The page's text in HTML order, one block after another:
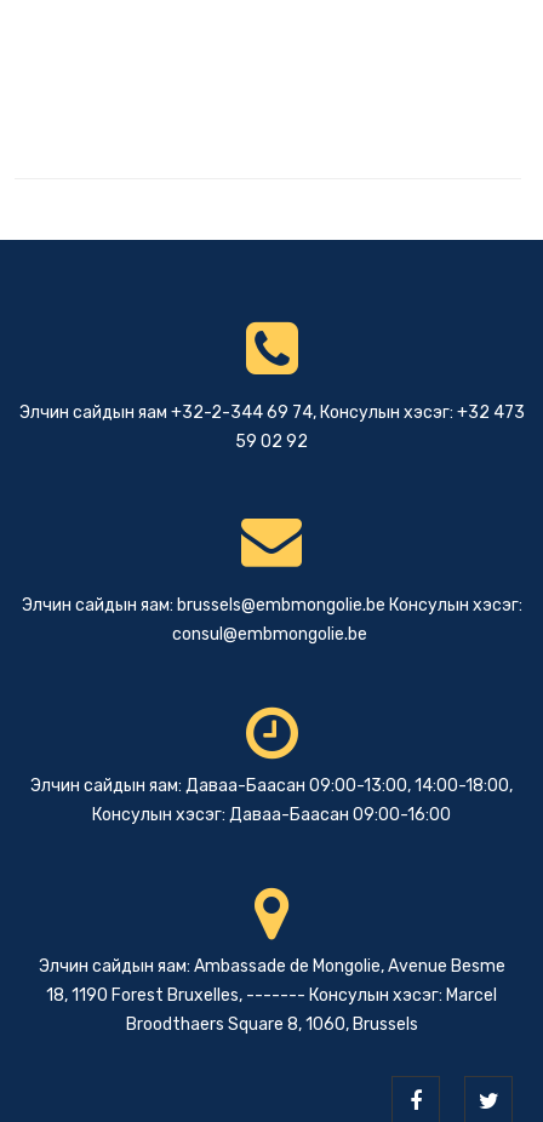
Элчин сайдын яам +32-2-344 69 74, Консулын хэсэг: +32 473
59 02 92
Элчин сайдын яам: brussels@embmongolie.be Консулын хэсэг:
consul@embmongolie.be
Элчин сайдын яам: Даваа-Баасан 09:00-13:00, 14:00-18:00,
Консулын хэсэг: Даваа-Баасан 09:00-16:00
Элчин сайдын яам: Ambassade de Mongolie, Avenue Besme
18, 1190 Forest Bruxelles, ------- Консулын хэсэг: Marcel
Broodthaers Square 8, 1060, Brussels